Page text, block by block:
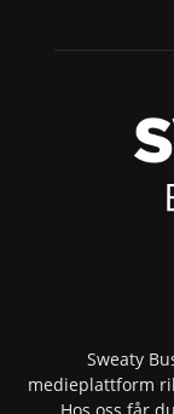
Sweaty
medieplattform